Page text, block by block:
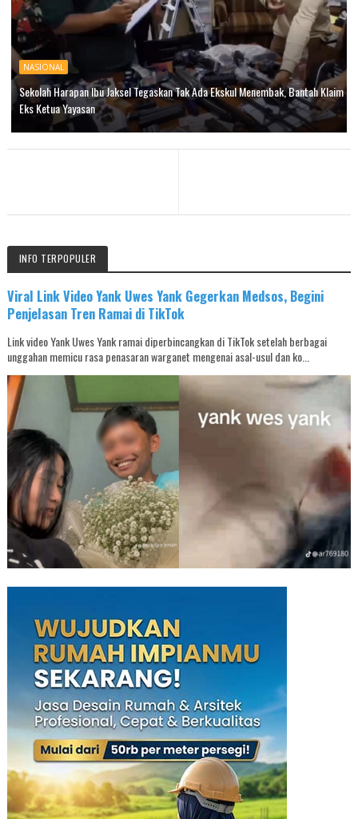
NASIONAL
Sekolah Harapan Ibu Jaksel Tegaskan Tak Ada Ekskul Menembak, Bantah Klaim
Eks Ketua Yayasan
INFO TERPOPULER
Viral Link Video Yank Uwes Yank Gegerkan Medsos, Begini
Penjelasan Tren Ramai di TikTok
Link video Yank Uwes Yank ramai diperbincangkan di TikTok setelah berbagai
unggahan memicu rasa penasaran warganet mengenai asal-usul dan ko...